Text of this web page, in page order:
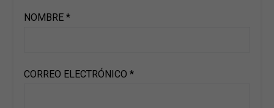
NOMBRE *
CORREO ELECTRÓNICO *